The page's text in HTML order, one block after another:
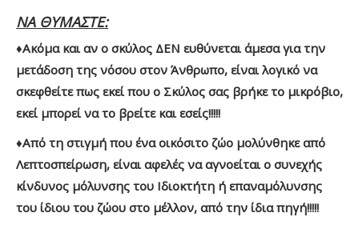
ΝΑ ΘΥΜΑΣΤΕ:
♦Ακόμα και αν ο σκύλος ΔΕΝ ευθύνεται άμεσα για την
μετάδοση της νόσου στον Άνθρωπο, είναι λογικό να
σκεφθείτε πως εκεί που ο Σκύλος σας βρήκε το μικρόβιο,
εκεί μπορεί να το βρείτε και εσείς!!!!!
♦Από τη στιγμή που ένα οικόσιτο ζώο μολύνθηκε από
Λεπτοσπείρωση, είναι αφελές να αγνοείται ο συνεχής
κίνδυνος μόλυνσης του Ιδιοκτήτη ή επαναμόλυνσης
του ίδιου του ζώου στο μέλλον, από την ίδια πηγή!!!!!